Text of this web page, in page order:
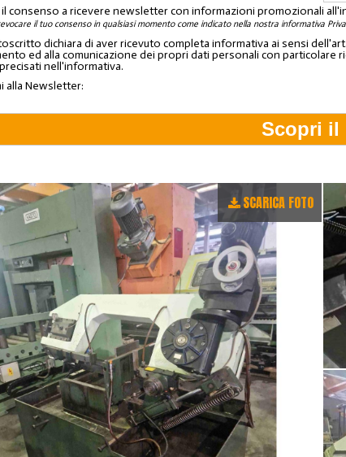
consenso a ricevere newsletter con informazioni promozionali
il tuo consenso in qualsiasi momento come indicato nella nostra informativa
dichiara di aver ricevuto completa informativa ai sensi
ed alla comunicazione dei propri dati personali con particolare
nell'informativa.
alla Newsletter:
SCARICA FOTO